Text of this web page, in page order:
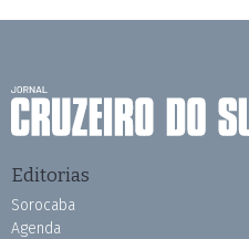
Editorias
Sorocaba
Agenda